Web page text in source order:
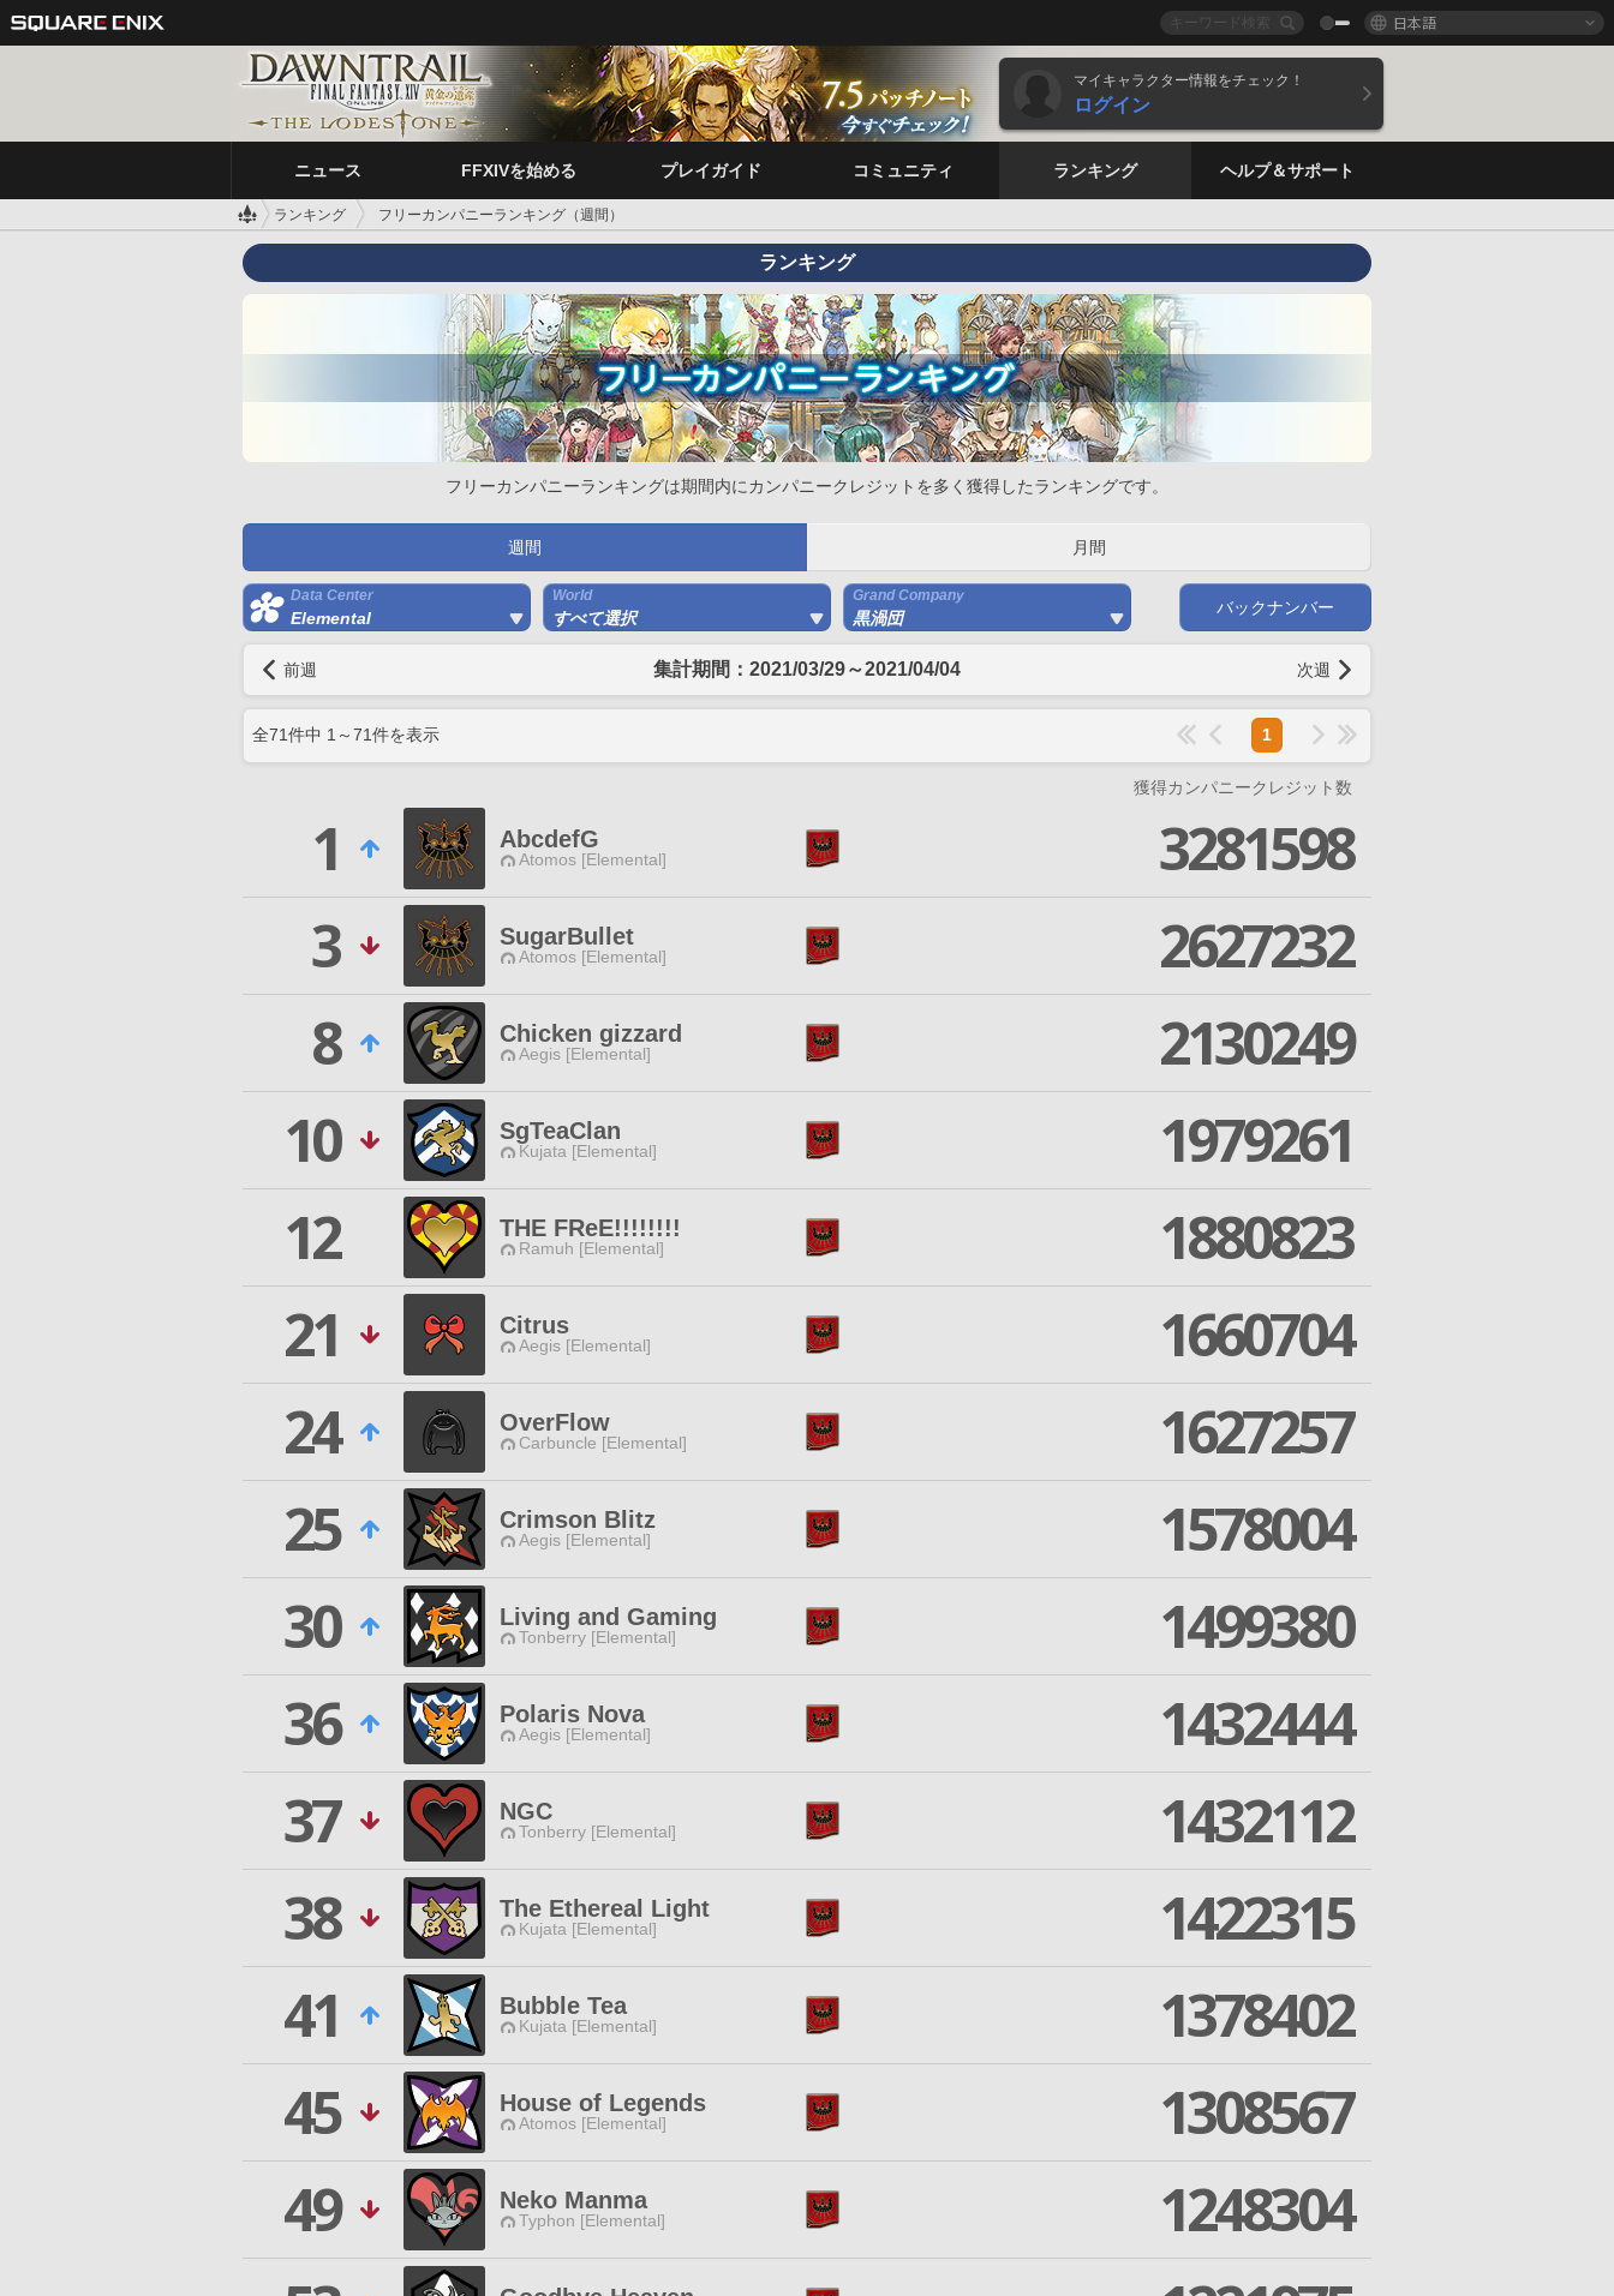
日本語
マイキャラクター情報をチェック！
ログイン
ニュース FFXIVを始める プレイガイド コミュニティ ランキング ヘルプ＆サポート
ランキング フリーカンパニーランキング（週間）
ランキング
フリーカンパニーランキングは期間内にカンパニークレジットを多く獲得したランキングです。
週間 月間
Data Center
Elemental
World
すべて選択
Grand Company
黒渦団
バックナンバー
前週 集計期間：2021/03/29～2021/04/04 次週
全71件中 1 ～71件を表示 1
獲得カンパニークレジット数
1 AbcdefG
Atomos [Elemental]
3281598
3
SugarBullet
Atomos [Elemental]
2627232
8
Chicken gizzard
Aegis [Elemental]
2130249
10
SgTeaClan
Kujata [Elemental]
1979261
12
THE FReE!!!!!!!!
Ramuh [Elemental]
1880823
21
Citrus
Aegis [Elemental]
1660704
24
OverFlow
Carbuncle [Elemental]
1627257
25
Crimson Blitz
Aegis [Elemental]
1578004
30
Living and Gaming
Tonberry [Elemental]
1499380
36
Polaris Nova
Aegis [Elemental]
1432444
37
NGC
Tonberry [Elemental]
1432112
38
The Ethereal Light
Kujata [Elemental]
1422315
41
Bubble Tea
Kujata [Elemental]
1378402
45
House of Legends
Atomos [Elemental]
1308567
49
Neko Manma
Typhon [Elemental]
1248304